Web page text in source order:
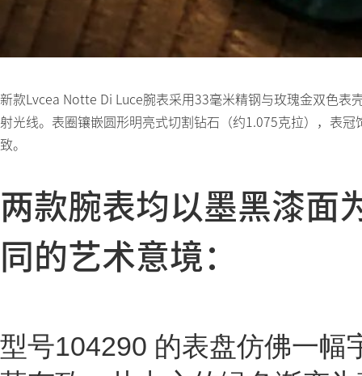
新款Lvcea Notte Di Luce腕表采用33毫米精钢与玫瑰金双色
射光线。表圈镶嵌圆形明亮式切割钻石（约1.075克拉），表
致。
两款腕表均以墨黑漆面
同的艺术意境：
型号104290 的表盘仿佛一幅